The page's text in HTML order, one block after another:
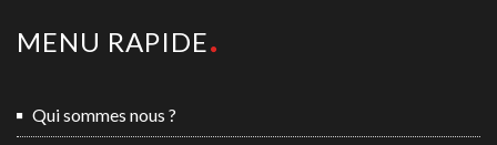
MENU RAPIDE
Qui sommes nous ?